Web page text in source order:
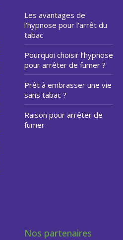
Les avantages de
l’hypnose pour l’arrêt du
tabac
Pourquoi choisir l’hypnose
pour arrêter de fumer ?
Prêt à embrasser une vie
sans tabac ?
Raison pour arrêter de
fumer
Nos partenaires